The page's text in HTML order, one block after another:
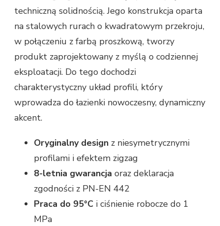
techniczną solidnością. Jego konstrukcja oparta
na stalowych rurach o kwadratowym przekroju,
w połączeniu z farbą proszkową, tworzy
produkt zaprojektowany z myślą o codziennej
eksploatacji. Do tego dochodzi
charakterystyczny układ profili, który
wprowadza do łazienki nowoczesny, dynamiczny
akcent.
Oryginalny design z niesymetrycznymi
profilami i efektem zigzag
8-letnia gwarancja oraz deklaracja
zgodności z PN-EN 442
Praca do 95°C i ciśnienie robocze do 1
MPa